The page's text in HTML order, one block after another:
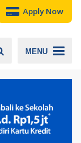
Apply Now
MENU